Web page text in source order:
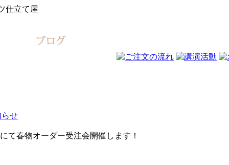
仕立て屋
せ
て春物オーダー受注会開催します！